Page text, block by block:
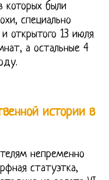
которых были
специально
открытого 13 июля
а остальные 4
истории в
непременно
статуэтка,